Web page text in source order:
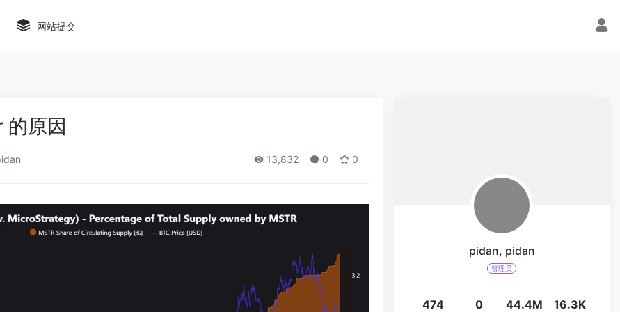
网站提交
的原因
13,832 0 0
pidan, pidan
管理员
474 0 44.4M 16.3K